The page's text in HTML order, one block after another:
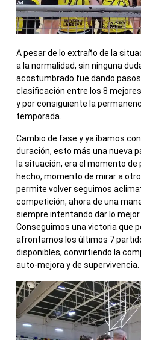
A pesar de lo extraño de la
a la normalidad, sin ninguna
acostumbrado fue dando
clasificación entre los 8
y por consiguiente la
temporada.
Cambio de fase y ya íbamos
duración, esto más una nueva
la situación, era el momento
hecho, momento de mirar a
permite volver seguimos
competición, ahora de una
siempre intentando dar lo
Conseguimos una victoria que
afrontamos los últimos 7
disponibles, convirtiendo la
auto-mejora y de supervivencia.